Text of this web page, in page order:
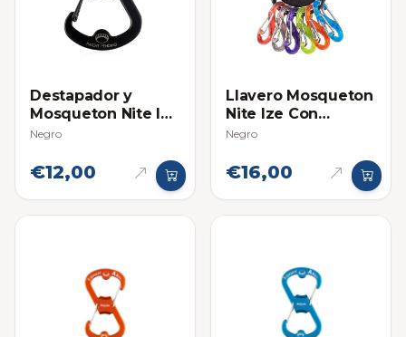
Destapador y
Mosqueton Nite Ize
Acero Inox
Negro
€12,00
Llavero Mosqueton
Nite Ize Con
Destapador
Negro
€16,00